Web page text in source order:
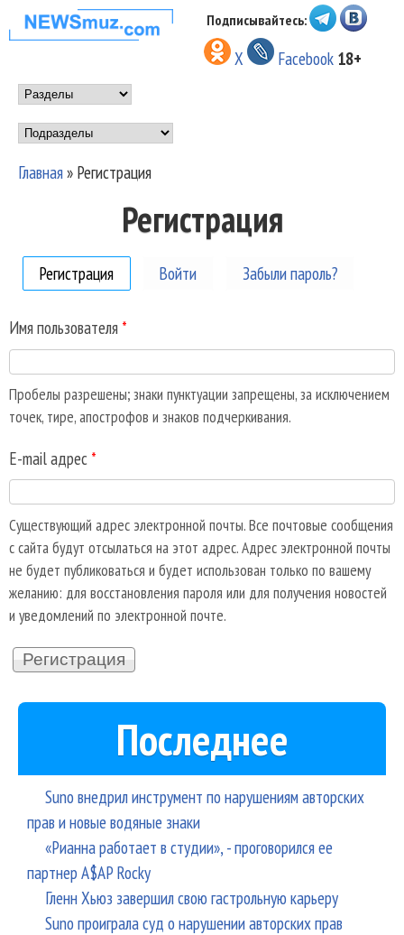
Перейти к основному
содержанию
НОВОСТИ
МУЗЫКИ И
ШОУ БИЗНЕСА
NEWSMUZ.COM
Подписывайтесь:
X Facebook 18+
Main menu
Подразделы
Главная» Регистрация
Регистрация
Регистрация (активная вкладка)
Войти Забыли пароль?
Имя пользователя *
Пробелы разрешены; знаки пунктуации запрещены, за исключением
точек, тире, апострофов и знаков подчеркивания.
E-mail адрес *
Существующий адрес электронной почты. Все почтовые сообщения
с сайта будут отсылаться на этот адрес. Адрес электронной почты
не будет публиковаться и будет использован только по вашему
желанию: для восстановления пароля или для получения новостей
и уведомлений по электронной почте.
Последнее
Suno внедрил инструмент по нарушениям авторских
прав и новые водяные знаки
«Рианна работает в студии», - проговорился ее
партнер A$AP Rocky
Гленн Хьюз завершил свою гастрольную карьеру
Suno проиграла суд о нарушении авторских прав